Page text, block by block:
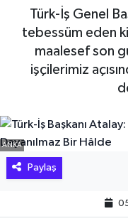
Türk-İş Genel
tebessüm eden
maalesef son
işçilerimiz
ANKA
Paylaş
EĞİTİM
EKONOMİ
GÜNDEM
Hakkari Haber
Tüm Manşetler
Son Dakika
Haber Arşivi